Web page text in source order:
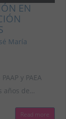
EN
María
y PAEA
años de…
Read more